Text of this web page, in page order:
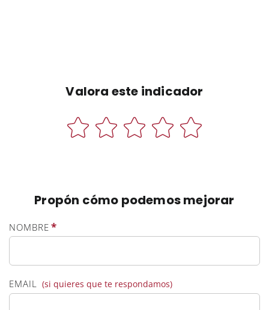
Valora este indicador
Propón cómo podemos mejorar
NOMBRE *
EMAIL (si quieres que te respondamos)